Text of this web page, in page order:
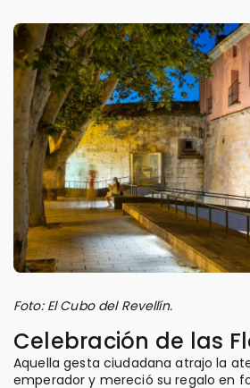
Foto: El Cubo del Revellín.
Celebración de las
Aquella gesta ciudadana atrajo la
emperador y mereció su regalo en